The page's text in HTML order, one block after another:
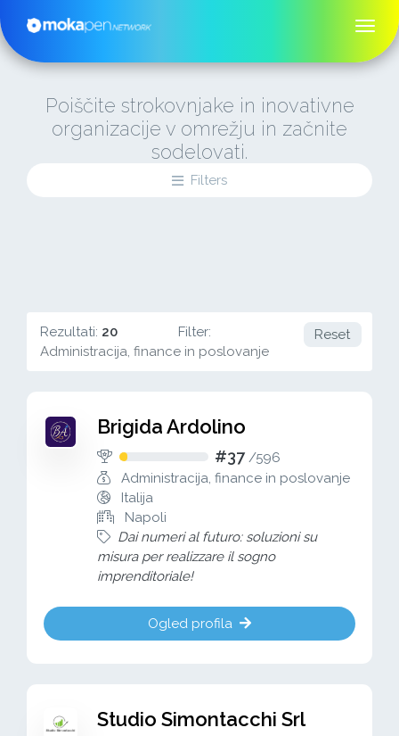
Poiščite strokovnjake in inovativne
organizacije v omrežju in začnite
sodelovati.
Filters
Rezultati: 20
Filter:
Administracija, finance in poslovanje
Reset
Brigida Ardolino
#37 /596
Administracija, finance in poslovanje
Italija
Napoli
Dai numeri al futuro: soluzioni su
misura per realizzare il sogno
imprenditoriale!
Ogled profila
Studio Simontacchi Srl